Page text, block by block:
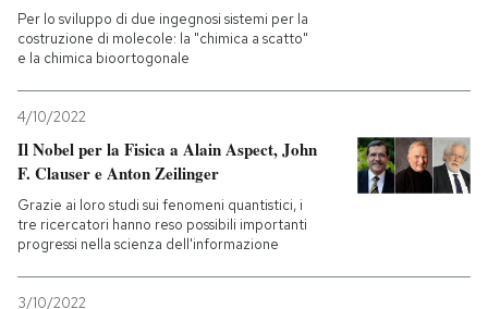
Per lo sviluppo di due ingegnosi sistemi per la
costruzione di molecole: la "chimica a scatto"
e la chimica bioortogonale
4/10/2022
Il Nobel per la Fisica a Alain Aspect, John
F. Clauser e Anton Zeilinger
Grazie ai loro studi sui fenomeni quantistici, i
tre ricercatori hanno reso possibili importanti
progressi nella scienza dell'informazione
3/10/2022